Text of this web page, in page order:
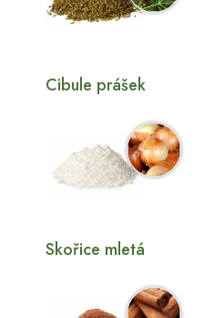
Cibule prášek
Skořice mletá